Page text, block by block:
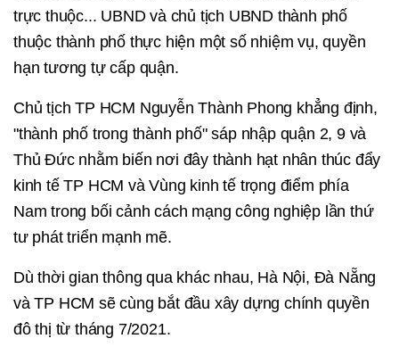
trực thuộc... UBND và chủ tịch UBND thành phố
thuộc thành phố thực hiện một số nhiệm vụ, quyền
hạn tương tự cấp quận.
Chủ tịch TP HCM Nguyễn Thành Phong khẳng định,
"thành phố trong thành phố" sáp nhập quận 2, 9 và
Thủ Đức nhằm biến nơi đây thành hạt nhân thúc đẩy
kinh tế TP HCM và Vùng kinh tế trọng điểm phía
Nam trong bối cảnh cách mạng công nghiệp lần thứ
tư phát triển mạnh mẽ.
Dù thời gian thông qua khác nhau, Hà Nội, Đà Nẵng
và TP HCM sẽ cùng bắt đầu xây dựng chính quyền
đô thị từ tháng 7/2021.